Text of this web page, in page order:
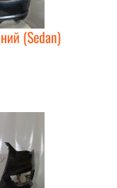
(Sedan)